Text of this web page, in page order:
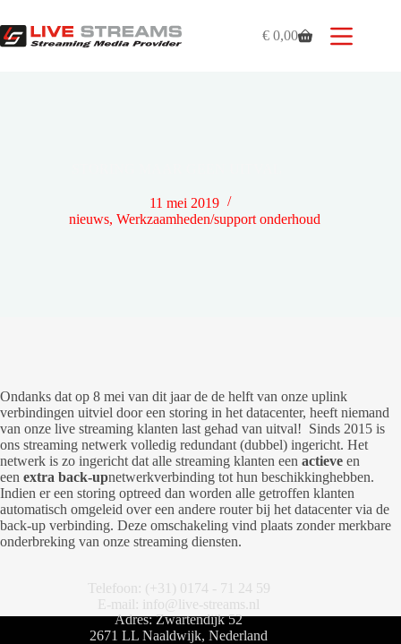
naar
de
Winkelwagen
€ 0,00
11 mei 2019
nieuws, Werkzaamheden/support onderhoud
Ondanks dat op 8 mei van dit jaar de de helft van onze uplink
verbindingen uitviel door een storing in het datacenter, heeft niemand
van onze live streaming klanten last gehad van uitval! Sinds 2015 is
ons streaming netwerk volledig redundant (dubbel) ingericht. Het
netwerk is zo ingericht dat alle streaming klanten een actieve en
een extra back-upnetwerkverbinding tot hun beschikkinghebben.
Indien er een storing optreed dan worden alle getroffen klanten
automatisch omgeleid over een andere router bij het datacenter via de
back-up verbinding. Deze omschakeling vind plaats zonder merkbare
onderbreking van onze streaming diensten.
Telefoon: (+31) 0174 - 71 24 59
E-mail: info@live-streams.nl
Adres: Zwartendijk 52
2671 LL Naaldwijk, Nederland